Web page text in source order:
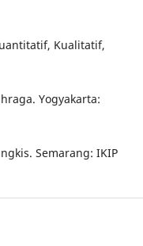
Kualitatif,
Yogyakarta:
Semarang: IKIP